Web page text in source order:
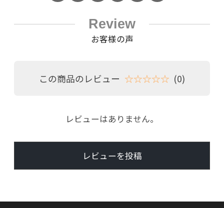
Review
お客様の声
この商品のレビュー ☆☆☆☆☆ (0)
レビューはありません。
レビューを投稿